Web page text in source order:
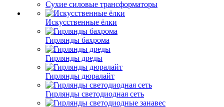
Сухие силовые трансформаторы
Искусственные ёлки
Гирлянды бахрома
Гирлянды дреды
Гирлянды дюралайт
Гирлянды светодиодная сеть